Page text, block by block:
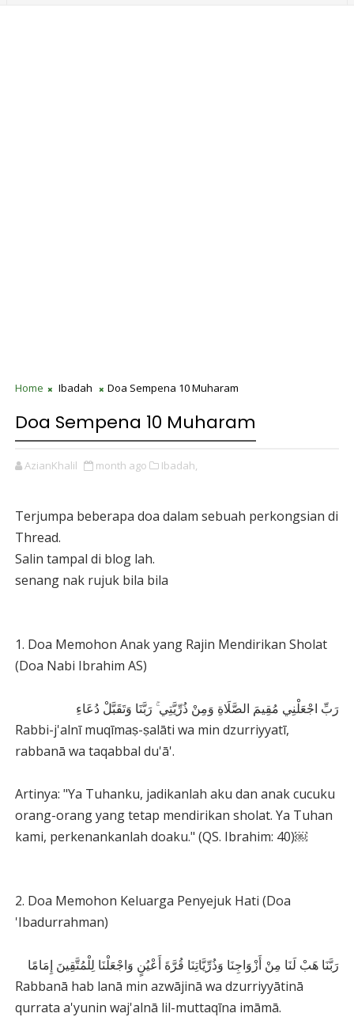
Home Ibadah Doa Sempena 10 Muharam
Doa Sempena 10 Muharam
AzianKhalil month ago Ibadah,
Terjumpa beberapa doa dalam sebuah perkongsian di
Thread.
Salin tampal di blog lah.
senang nak rujuk bila bila
1. Doa Memohon Anak yang Rajin Mendirikan Sholat
(Doa Nabi Ibrahim AS)
رَبِّ اجْعَلْنِي مُقِيمَ الصَّلَاةِ وَمِنْ ذُرِّيَّتِي ۚ رَبَّنَا وَتَقَبَّلْ دُعَاءِ
Rabbi-j'alnī muqīmaṣ-ṣalāti wa min dzurriyyatī,
rabbanā wa taqabbal du'ā'.
Artinya: "Ya Tuhanku, jadikanlah aku dan anak cucuku
orang-orang yang tetap mendirikan sholat. Ya Tuhan
kami, perkenankanlah doaku." (QS. Ibrahim: 40)￼
2. Doa Memohon Keluarga Penyejuk Hati (Doa
'Ibadurrahman)
رَبَّنَا هَبْ لَنَا مِنْ أَزْوَاجِنَا وَذُرِّيَّاتِنَا قُرَّةَ أَعْيُنٍ وَاجْعَلْنَا لِلْمُتَّقِينَ إِمَامًا
Rabbanā hab lanā min azwājinā wa dzurriyyātinā
qurrata a'yunin waj'alnā lil-muttaqīna imāmā.